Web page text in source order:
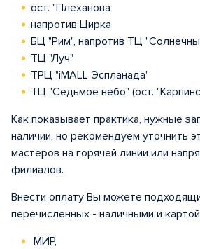
ост. "Плеханова
напротив Цирка
БЦ "Рим", напротив ТЦ
ТЦ "Луч"
ТРЦ "iMALL Эспланада"
ТЦ "Седьмое небо" (ост.
Как показывает практика, нужные
наличии, но рекомендуем уточнить
мастеров на горячей линии или
филиалов.
Внести оплату Вы можете
перечисленных - наличными и
МИР,